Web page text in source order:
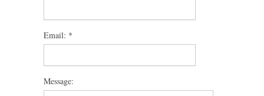
Email: *
Message: